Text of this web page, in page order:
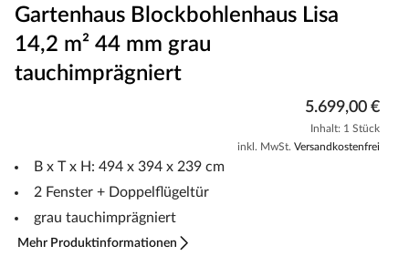
Gartenhaus Blockbohlenhaus Lisa
14,2 m² 44 mm grau
tauchimprägniert
5.699,00 €
Inhalt: 1 Stück
inkl. MwSt. Versandkostenfrei
B x T x H: 494 x 394 x 239 cm
2 Fenster + Doppelflügeltür
grau tauchimprägniert
Mehr Produktinformationen